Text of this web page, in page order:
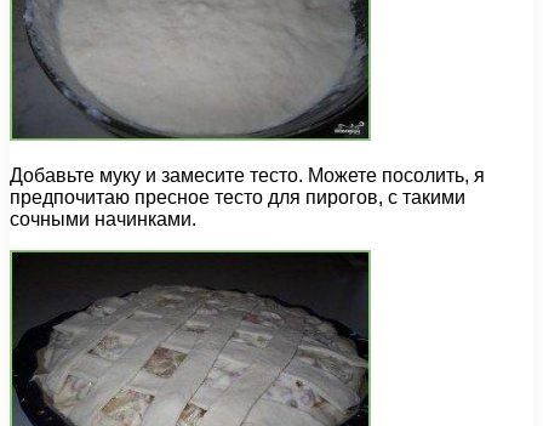
Добавьте муку и замесите тесто. Можете посолить, я
предпочитаю пресное тесто для пирогов, с такими
сочными начинками.